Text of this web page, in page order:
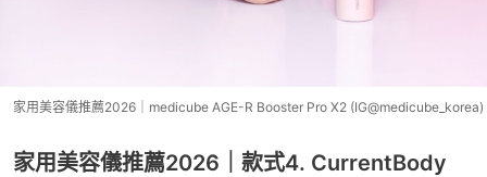
家用美容儀推薦2026｜medicube AGE-R Booster Pro X2 (IG@medicube_korea)
家用美容儀推薦2026｜款式4. CurrentBody